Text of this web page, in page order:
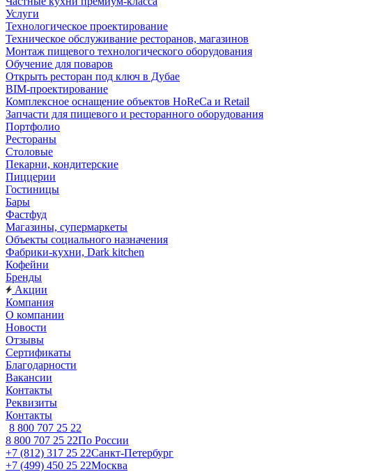
Услуги
Технологическое проектирование
Техническое обслуживание ресторанов, магазинов
Монтаж пищевого технологического оборудования
Обучение для поваров
Открыть ресторан под ключ в Дубае
BIM-проектирование
Комплексное оснащение объектов HoReCa и Retail
Запчасти для пищевого и ресторанного оборудования
Портфолио
Рестораны
Столовые
Пекарни, кондитерские
Пиццерии
Гостиницы
Бары
Фастфуд
Магазины, супермаркеты
Объекты социального назначения
Фабрики-кухни, Dark kitchen
Кофейни
Бренды
Акции
Компания
О компании
Новости
Отзывы
Сертификаты
Благодарности
Вакансии
Контакты
Реквизиты
Контакты
8 800 707 25 22
8 800 707 25 22По России
+7 (812) 317 25 22Санкт-Петербург
+7 (499) 450 25 22Москва